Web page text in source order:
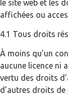
le site web et les
affichées ou
4.1 Tous droits
À moins qu’un
aucune licence ni
vertu des droits
d’autres droits